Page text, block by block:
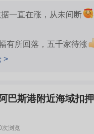
一直在涨，从未间断
有所回落，五千家待涨
查看全部8条评论 >
次浏览